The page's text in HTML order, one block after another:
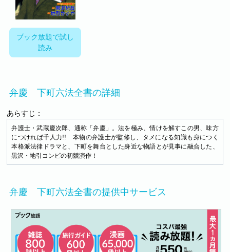
ブック放題で試し
読み
弁慶 下町六法全書の詳細
あらすじ：
弁護士・武蔵慶次郎、通称「弁慶」。法を極み、情けを解すこの男、味方
につければ千人力!! 本物の弁護士が監修し、タメになる知識も身につく
本格派法律ドラマと、下町を舞台とした身近な物語とが見事に融合した、
黒沢・地引コンビの初競演作！
弁慶 下町六法全書の提供中サービス